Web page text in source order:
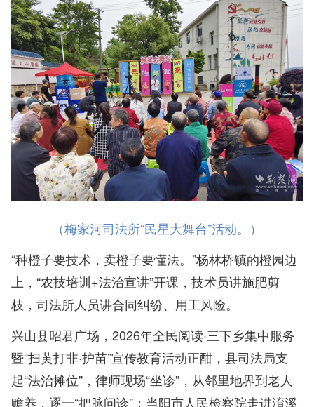
（梅家河司法所“民星大舞台”活动。）
“种橙子要技术，卖橙子要懂法。”杨林桥镇的橙园边
上，“农技培训+法治宣讲”开课，技术员讲施肥剪
枝，司法所人员讲合同纠纷、用工风险。
兴山县昭君广场，2026年全民阅读·三下乡集中服务
暨“扫黄打非·护苗”宣传教育活动正酣，县司法局支
起“法治摊位”，律师现场“坐诊”，从邻里地界到老人
赡养，逐一“把脉问诊”；当阳市人民检察院走进淯溪